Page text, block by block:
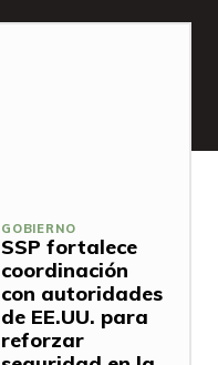
GOBIERNO
SSP fortalece
coordinación
con autoridades
de EE.UU. para
reforzar